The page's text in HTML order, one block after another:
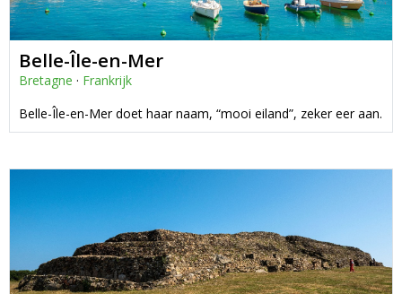
Belle-Île-en-Mer
Bretagne · Frankrijk
Belle-Île-en-Mer doet haar naam, “mooi eiland”, zeker eer aan.